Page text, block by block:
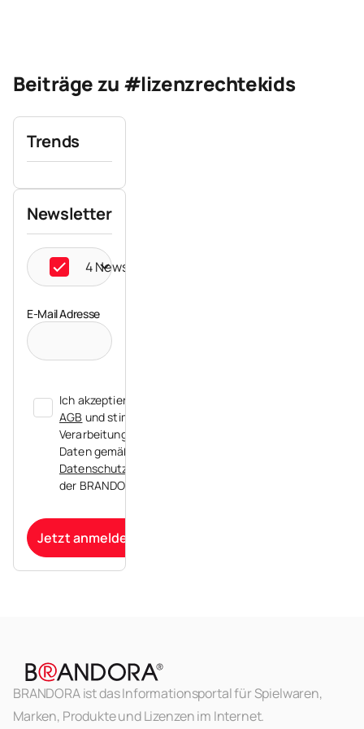
Beiträge zu #lizenzrechtekids
Trends
Newsletter
4 Newsletter ausgewählt
E-Mail Adresse
Ich akzeptiere die
AGB und stimme der
Verarbeitung meiner
Daten gemäß der
Datenschutzerklärung
der BRANDORA zu.
Jetzt anmelden
BRANDORA ist das Informationsportal für Spielwaren,
Marken, Produkte und Lizenzen im Internet.